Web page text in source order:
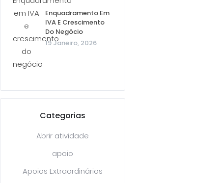
Enquadramento Em
IVA E Crescimento
Do Negócio
19 Janeiro, 2026
Categorias
Abrir atividade
apoio
Apoios Extraordinários